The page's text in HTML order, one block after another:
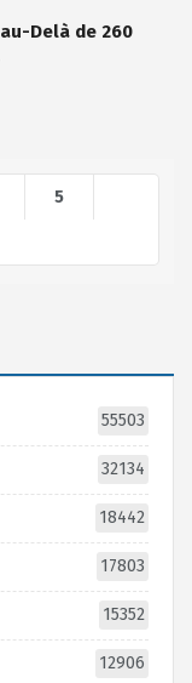
Delà de 260
5
55503
32134
18442
17803
15352
12906